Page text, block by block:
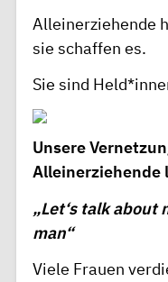
Alleinerziehende
sie schaffen es.
Sie sind
Unsere
Alleinerziehende
„Let‘s talk about
man“
Viele Frauen